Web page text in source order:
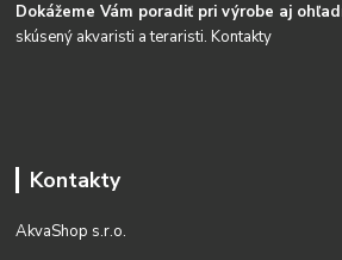
Dokážeme Vám poradiť pri výrobe aj
skúsený akvaristi a teraristi.Kontakty
Kontakty
AkvaShop s.r.o.